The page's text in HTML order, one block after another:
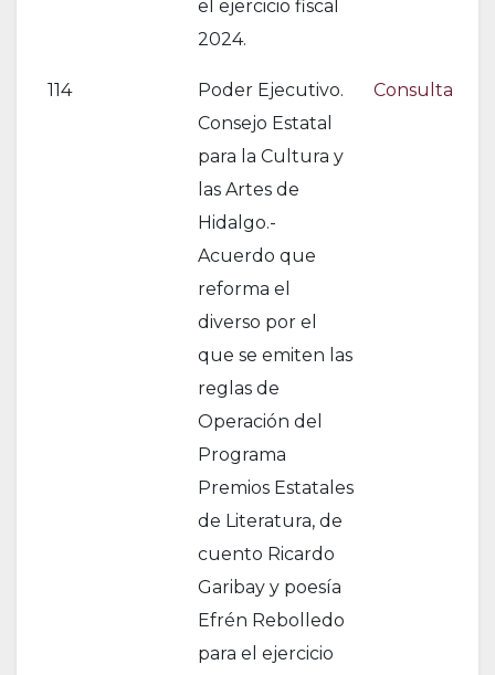
el ejercicio fiscal
2024.
114
Poder Ejecutivo.
Consejo Estatal
para la Cultura y
las Artes de
Hidalgo.-
Acuerdo que
reforma el
diverso por el
que se emiten las
reglas de
Operación del
Programa
Premios Estatales
de Literatura, de
cuento Ricardo
Garibay y poesía
Efrén Rebolledo
para el ejercicio
Consulta